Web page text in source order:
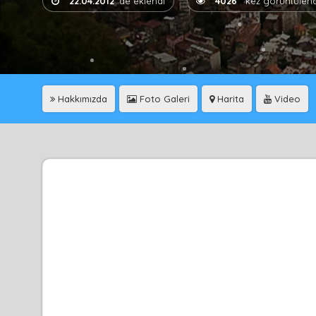
Hakkımızda Foto Galeri Harita Video